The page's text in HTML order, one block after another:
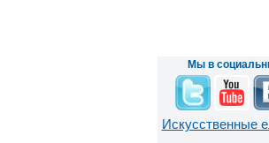
Мы в
Искусственные